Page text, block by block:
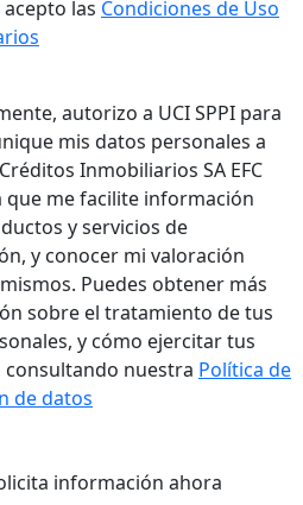
las Condiciones de Uso
autorizo a UCI SPPI para
mis datos personales a
Inmobiliarios SA EFC
que me facilite información
y servicios de
y conocer mi valoración
Puedes obtener más
sobre el tratamiento de tus
y cómo ejercitar tus
consultando nuestra Política de
de datos
información ahora